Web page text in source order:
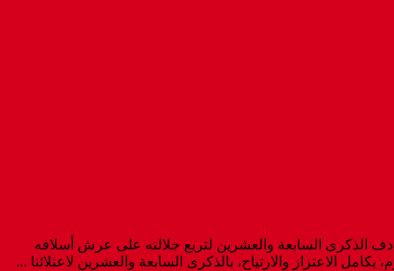
الذكرى السابعة والعشرين لتربع جلالته على عرش أسلافه
الاعتزاز والارتياح، بالذكرى السابعة والعشرين لاعتلائنا ...